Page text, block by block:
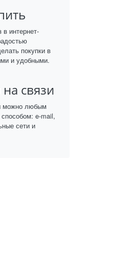
интернет-
покупки в
и удобными.
на связи
можно любым
e-mail,
сети и